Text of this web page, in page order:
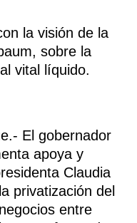
la visión de la
sobre la
vital líquido.
El gobernador
apoya y
Claudia
privatización del
entre